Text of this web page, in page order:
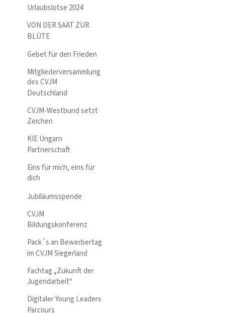
Urlaubslotse 2024
VON DER SAAT ZUR
BLÜTE
Gebet für den Frieden
Mitgliederversammlung
des CVJM
Deutschland
CVJM-Westbund setzt
Zeichen
KIE Ungarn
Partnerschaft
Eins für mich, eins für
dich
Jubiläumsspende
CVJM
Bildungskonferenz
Pack´s an Bewerbertag
im CVJM Siegerland
Fachtag „Zukunft der
Jugendarbeit“
Digitaler Young Leaders
Parcours